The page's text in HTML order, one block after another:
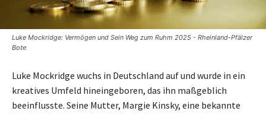
Luke Mockridge: Vermögen und Sein Weg zum Ruhm 2025 - Rheinland-Pfälzer
Bote
Luke Mockridge wuchs in Deutschland auf und wurde in ein
kreatives Umfeld hineingeboren, das ihn maßgeblich
beeinflusste. Seine Mutter, Margie Kinsky, eine bekannte